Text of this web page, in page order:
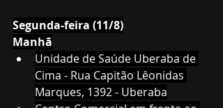
Segunda-feira (11/8)
Manhã
Unidade de Saúde Uberaba de
Cima - Rua Capitão Lêonidas
Marques, 1392 - Uberaba